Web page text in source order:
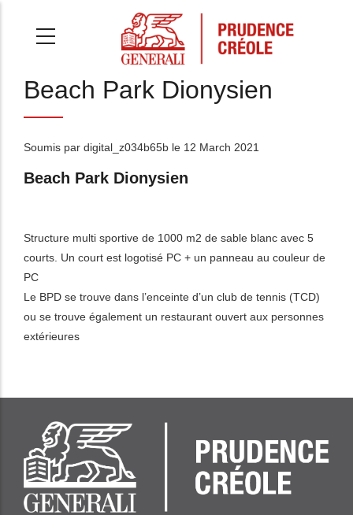
Beach Park Dionysien
Soumis par digital_z034b65b le 12 March 2021
Beach Park Dionysien
Structure multi sportive de 1000 m2 de sable blanc avec 5
courts. Un court est logotisé PC + un panneau au couleur de
PC
Le BPD se trouve dans l’enceinte d’un club de tennis (TCD)
ou se trouve également un restaurant ouvert aux personnes
extérieures